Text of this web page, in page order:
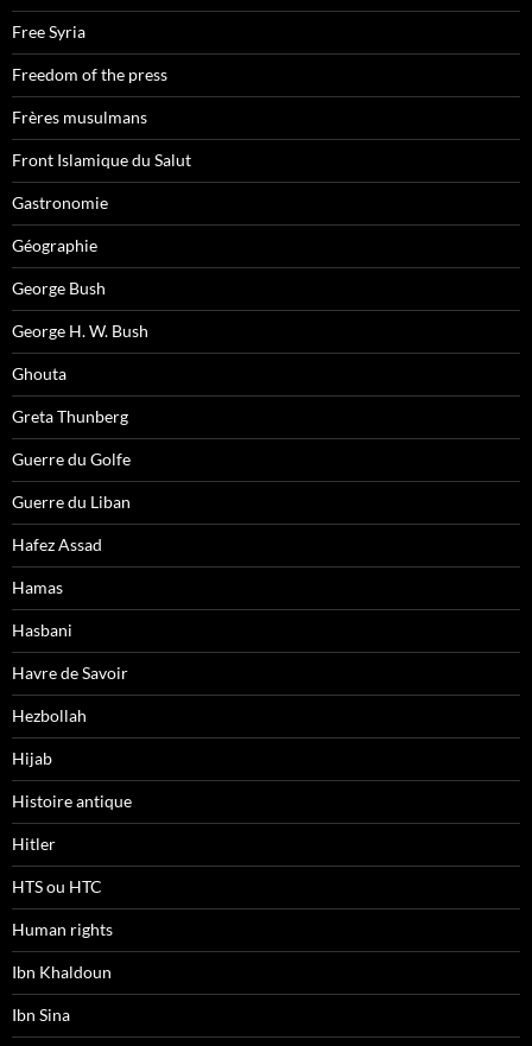
Free Syria
Freedom of the press
Frères musulmans
Front Islamique du Salut
Gastronomie
Géographie
George Bush
George H. W. Bush
Ghouta
Greta Thunberg
Guerre du Golfe
Guerre du Liban
Hafez Assad
Hamas
Hasbani
Havre de Savoir
Hezbollah
Hijab
Histoire antique
Hitler
HTS ou HTC
Human rights
Ibn Khaldoun
Ibn Sina